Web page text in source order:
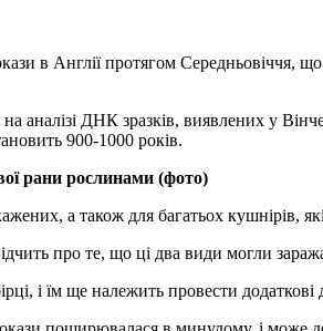
в Англії протягом
аналізі ДНК зразків, виявлених у
900-1000 років.
рани рослинами (фото)
а також для багатьох кушнірів,
про те, що ці два види могли
і їм ще належить провести